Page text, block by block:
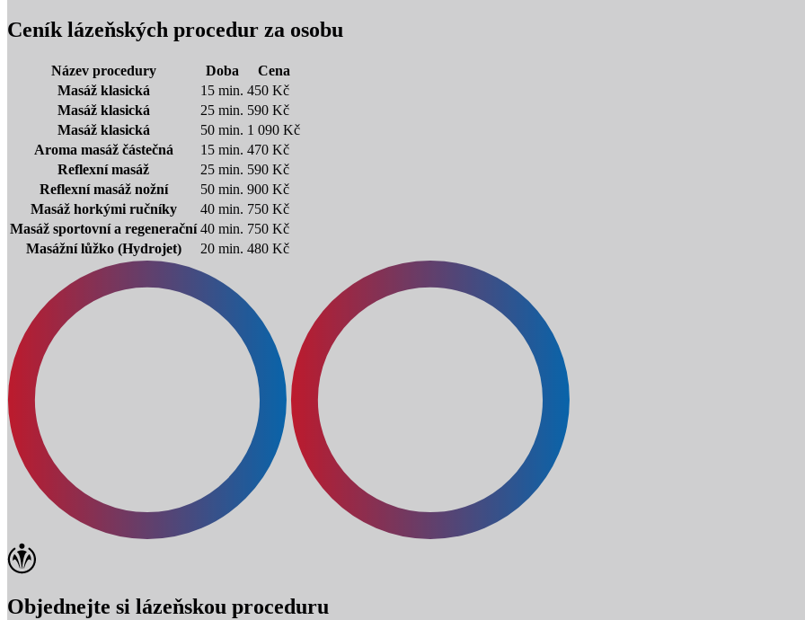
Ceník lázeňských procedur za osobu
Název procedury Doba
Cena
Masáž klasická
15 min. 450 Kč
Masáž klasická
25 min. 590 Kč
Masáž klasická
50 min. 1 090 Kč
Aroma masáž částečná
15 min. 470 Kč
Reflexní masáž
25 min. 590 Kč
Reflexní masáž nožní
50 min. 900 Kč
Masáž horkými ručníky
40 min. 750 Kč
Masáž sportovní a regenerační 40 min. 750 Kč
Masážní lůžko (Hydrojet)
20 min. 480 Kč
Objednejte si lázeňskou proceduru